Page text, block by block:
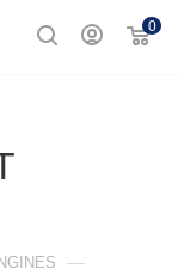
0
—